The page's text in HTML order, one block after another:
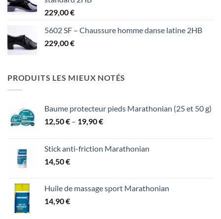
229,00€
5602 SF – Chaussure homme danse latine 2HB
229,00€
PRODUITS LES MIEUX NOTÉS
Baume protecteur pieds Marathonian (25 et 50 g)
12,50€ – 19,90€Price
through
Stick anti-friction Marathonian
14,50€
Huile de massage sport Marathonian
14,90€